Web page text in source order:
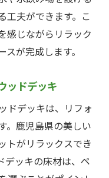
工夫ができます。こ
感じながらリラック
が完成します。
ッドデッキ
ドデッキは、リフォ
。鹿児島県の美しい
トがリラックスでき
デッキの床材は、ペ